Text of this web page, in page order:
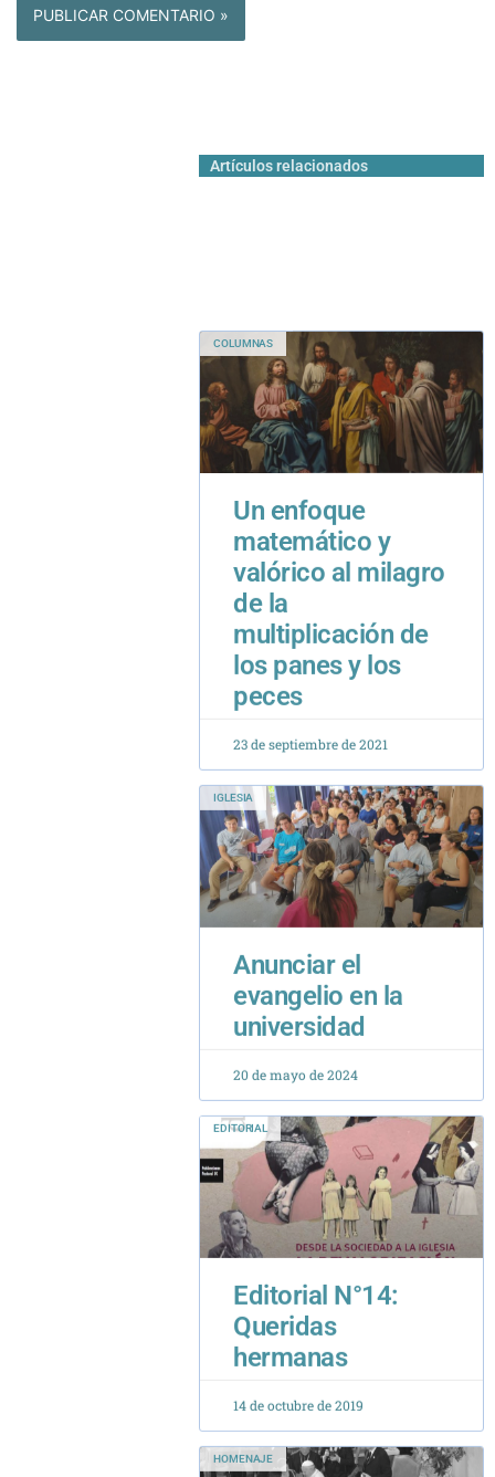
Artículos relacionados
Un enfoque
matemático y
valórico al milagro
de la
multiplicación de
los panes y los
peces
23 de septiembre de 2021
IGLESIA
Anunciar el
evangelio en la
universidad
EDITORIAL
Editorial N°14:
Queridas
hermanas
HOMENAJE